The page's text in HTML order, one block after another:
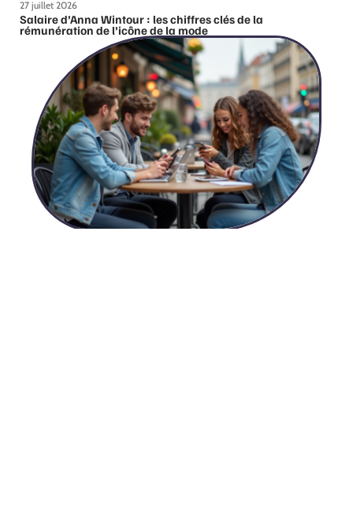
27 juillet 2026
Salaire d’Anna Wintour : les chiffres clés de la
rémunération de l’icône de la mode